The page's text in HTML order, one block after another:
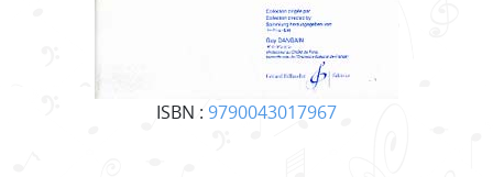
ISBN : 9790043017967